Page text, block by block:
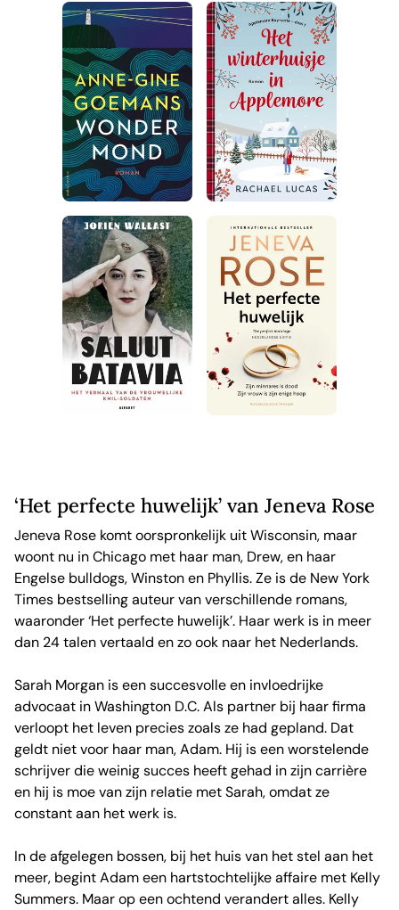
‘Het perfecte huwelijk’ van Jeneva Rose
Jeneva Rose komt oorspronkelijk uit Wisconsin, maar
woont nu in Chicago met haar man, Drew, en haar
Engelse bulldogs, Winston en Phyllis. Ze is de New York
Times bestselling auteur van verschillende romans,
waaronder ‘Het perfecte huwelijk’. Haar werk is in meer
dan 24 talen vertaald en zo ook naar het Nederlands.
Sarah Morgan is een succesvolle en invloedrijke
advocaat in Washington D.C. Als partner bij haar firma
verloopt het leven precies zoals ze had gepland. Dat
geldt niet voor haar man, Adam. Hij is een worstelende
schrijver die weinig succes heeft gehad in zijn carrière
en hij is moe van zijn relatie met Sarah, omdat ze
constant aan het werk is.
In de afgelegen bossen, bij het huis van het stel aan het
meer, begint Adam een hartstochtelijke affaire met Kelly
Summers. Maar op een ochtend verandert alles. Kelly